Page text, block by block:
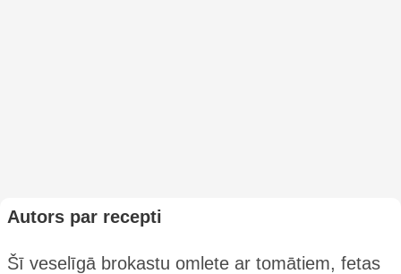
Autors par recepti
Šī veselīgā brokastu omlete ar tomātiem, fetas